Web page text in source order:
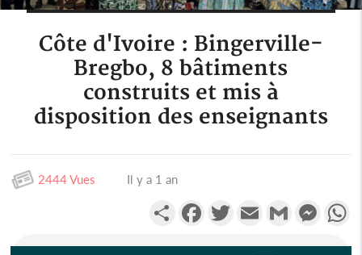
Côte d'Ivoire : Bingerville-
Bregbo, 8 bâtiments
construits et mis à
disposition des enseignants
2444 Vues Il y a 1 an
PartagerFacebookTwitterEmail Gmail